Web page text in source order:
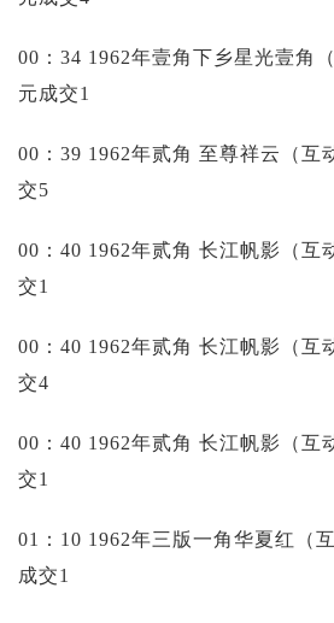
00：34 1962年壹角下乡星光壹角
元成交1
00：39 1962年贰角 至尊祥云（互
交5
00：40 1962年贰角 长江帆影（互
交1
00：40 1962年贰角 长江帆影（互
交4
00：40 1962年贰角 长江帆影（互
交1
01：10 1962年三版一角华夏红（
成交1